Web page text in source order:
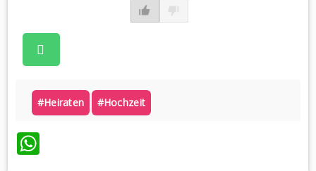
#heiraten #hochzeit
WhatsApp